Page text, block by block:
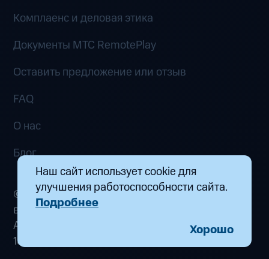
Наш сайт использует cookie для
улучшения работоспособности сайта.
Подробнее
Хорошо
Комплаенс и деловая этика
Документы MTC RemotePlay
Оставить предложение или отзыв
FAQ
О нас
Блог
© 2026 ООО «Маркетплейс распределенных
вычислений». Все права защищены
Адрес: 115432, г. Москва, пр-кт Андропова, д.
18, к. 9 Почта: